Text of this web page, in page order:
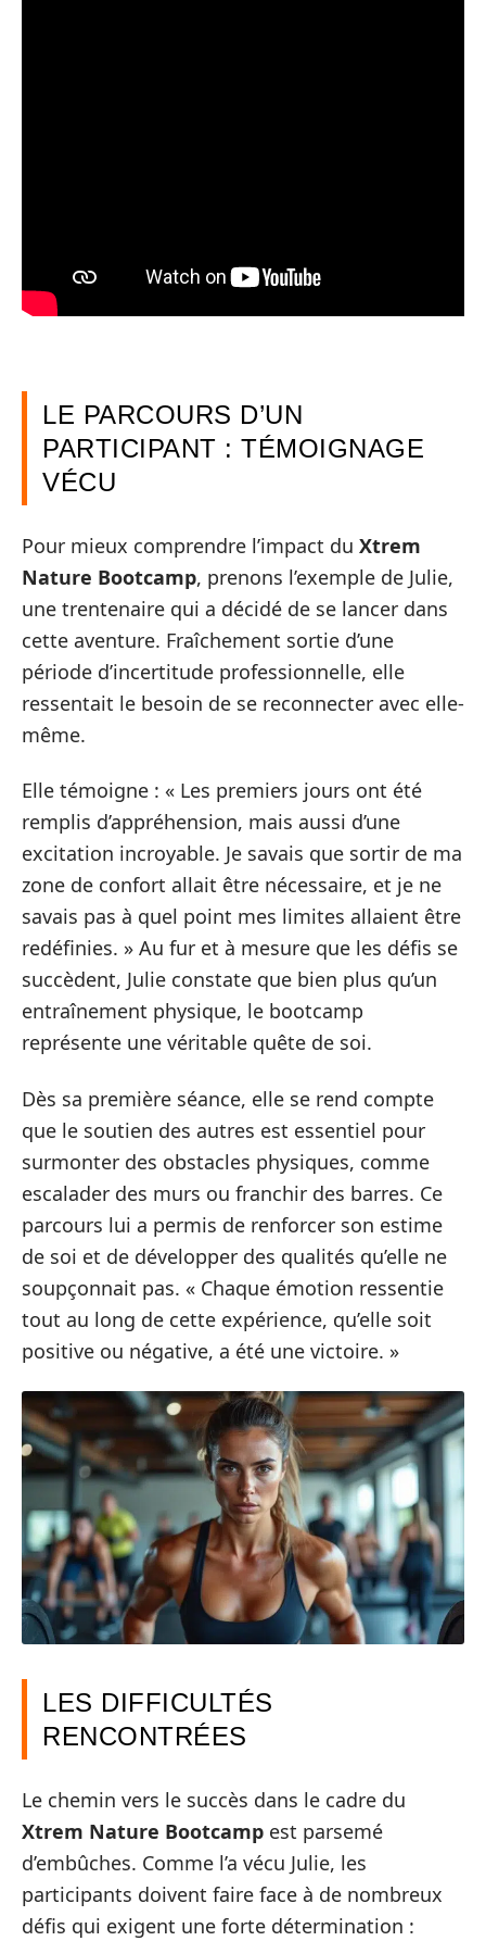
LE PARCOURS D’UN
PARTICIPANT : TÉMOIGNAGE
VÉCU
Pour mieux comprendre l’impact du Xtrem
Nature Bootcamp, prenons l’exemple de Julie,
une trentenaire qui a décidé de se lancer dans
cette aventure. Fraîchement sortie d’une
période d’incertitude professionnelle, elle
ressentait le besoin de se reconnecter avec elle-
même.
Elle témoigne : « Les premiers jours ont été
remplis d’appréhension, mais aussi d’une
excitation incroyable. Je savais que sortir de ma
zone de confort allait être nécessaire, et je ne
savais pas à quel point mes limites allaient être
redéfinies. » Au fur et à mesure que les défis se
succèdent, Julie constate que bien plus qu’un
entraînement physique, le bootcamp
représente une véritable quête de soi.
Dès sa première séance, elle se rend compte
que le soutien des autres est essentiel pour
surmonter des obstacles physiques, comme
escalader des murs ou franchir des barres. Ce
parcours lui a permis de renforcer son estime
de soi et de développer des qualités qu’elle ne
soupçonnait pas. « Chaque émotion ressentie
tout au long de cette expérience, qu’elle soit
positive ou négative, a été une victoire. »
LES DIFFICULTÉS
RENCONTRÉES
Le chemin vers le succès dans le cadre du
Xtrem Nature Bootcamp est parsemé
d’embûches. Comme l’a vécu Julie, les
participants doivent faire face à de nombreux
défis qui exigent une forte détermination :